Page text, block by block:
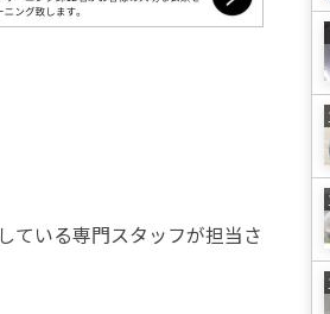
ている専門スタッフが担当さ